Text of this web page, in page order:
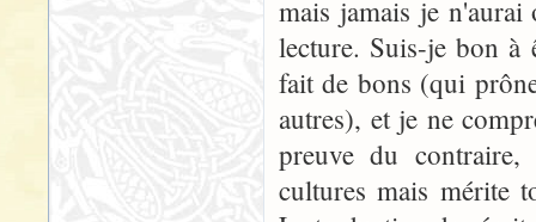
mais jamais je n'aurai
lecture. Suis-je bon à
fait de bons (qui
autres), et je ne
preuve du contraire,
cultures mais mérite